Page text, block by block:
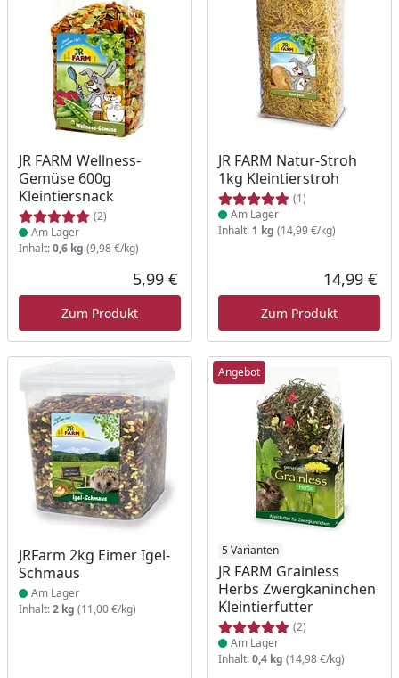
JR FARM Wellness-
Gemüse 600g
Kleintiersnack
(2)
Produkt am Lager
Am Lager
Inhalt:0,6 kg (9,98 €/kg)
Aktueller Preis
5,99 €
Zum Produkt
JR FARM Natur-Stroh
1kg Kleintierstroh
(1)
Produkt am Lager
Am Lager
Inhalt: 1 kg (14,99 €/kg)
14,99 €
Zum Produkt
JRFarm 2kg Eimer Igel-
Schmaus
Produkt am Lager
Am Lager
Inhalt:2 kg (11,00 €/kg)
Angebot
5 Varianten
JR FARM Grainless
Herbs Zwergkaninchen
Kleintierfutter
(2)
Produkt am Lager
Am Lager
Inhalt:0,4 kg (14,98 €/kg)